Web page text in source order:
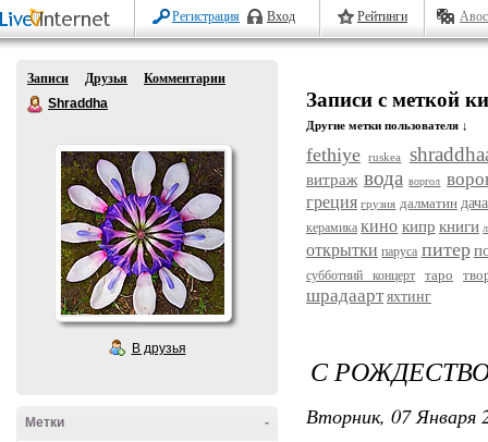
Регистрация Вход Рейтинги
Записи Друзья
Комментарии
Shraddha
В друзья
-
Метки
Записи с меткой
Другие метки пользователя ↓
fethiye ruskea
витраж вода воргол
греция грузия далматин дача
керамика кино кипр книги
открытки паруса питер
субботний концерт таро
шрадаарт яхтинг
С
Вторник, 07 Января